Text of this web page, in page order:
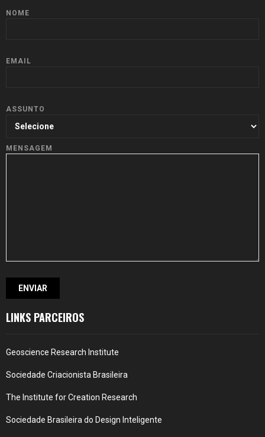
NOME
EMAIL
ASSUNTO
MENSAGEM
LINKS PARCEIROS
Geoscience Research Institute
Sociedade Criacionista Brasileira
The Institute for Creation Research
Sociedade Brasileira do Design Inteligente